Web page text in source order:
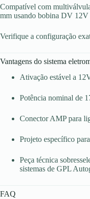
Compatível com
mm usando bobina DV
Verifique a configuração
Vantagens do sistema
Ativação estável a
Potência nominal de
Conector AMP para
Projeto específico
Peça técnica
sistemas de GPL
FAQ